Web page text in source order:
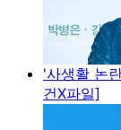
'사생활 논
건X파일]